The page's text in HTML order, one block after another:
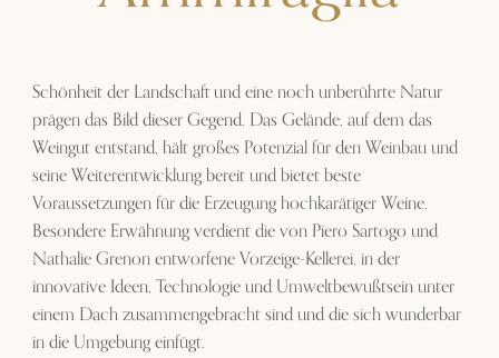
Schönheit der Landschaft und eine noch unberührte Natur
prägen das Bild dieser Gegend. Das Gelände, auf dem das
Weingut entstand, hält großes Potenzial für den Weinbau und
seine Weiterentwicklung bereit und bietet beste
Voraussetzungen für die Erzeugung hochkarätiger Weine.
Besondere Erwähnung verdient die von Piero Sartogo und
Nathalie Grenon entworfene Vorzeige-Kellerei, in der
innovative Ideen, Technologie und Umweltbewußtsein unter
einem Dach zusammengebracht sind und die sich wunderbar
in die Umgebung einfügt.